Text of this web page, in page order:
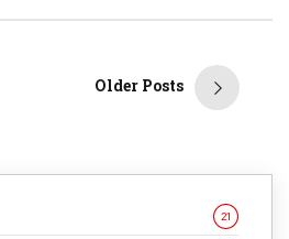
Older Posts
21